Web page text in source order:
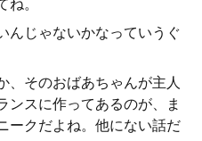
。
んじゃないかなっていうぐ
、そのおばあちゃんが主人
ンスに作ってあるのが、ま
ークだよね。他にない話だ